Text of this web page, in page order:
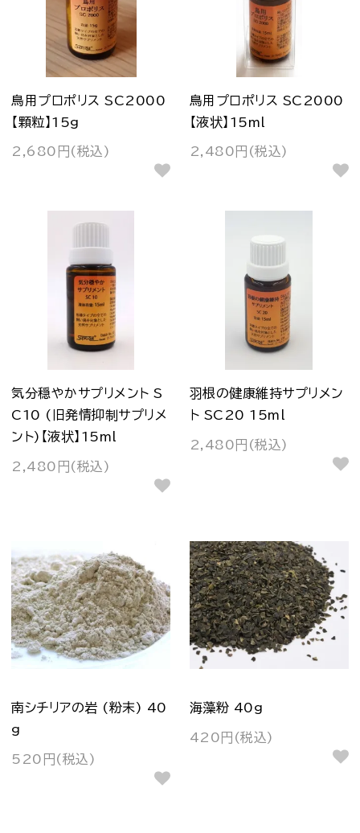
鳥用プロポリス SC2000
【顆粒】15g
2,680円(税込)
鳥用プロポリス SC2000
【液状】15ml
2,480円(税込)
気分穏やかサプリメント S
C10 (旧発情抑制サプリメ
ント)【液状】15ml
2,480円(税込)
羽根の健康維持サプリメン
ト SC20 15ml
2,480円(税込)
南シチリアの岩 (粉末) 40
g
520円(税込)
海藻粉 40g
420円(税込)